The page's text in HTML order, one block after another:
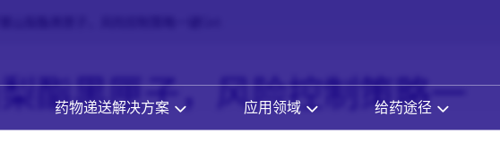
药物递送解决方案 应用领域 给药途径
酯黑匣子，风险控制策略一